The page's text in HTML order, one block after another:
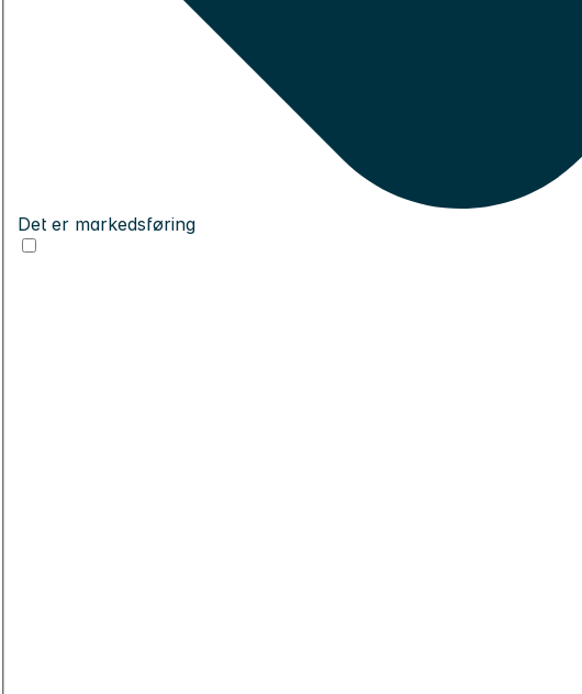
Det er markedsføring